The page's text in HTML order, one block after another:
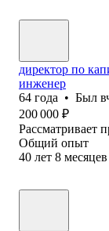
директор по
инженер
64 года • Был
200 000 ₽
Рассматривает
Общий опыт
40 лет 8 месяцев